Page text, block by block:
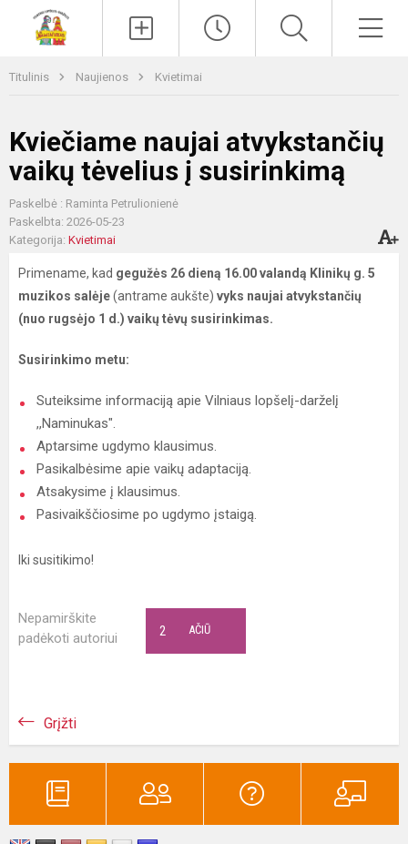
Titulinis Naujienos Kvietimai
Kviečiame naujai atvykstančių
vaikų tėvelius į susirinkimą
Paskelbė : Raminta Petrulionienė
Paskelbta: 2026-05-23
Kategorija: Kvietimai
Primename, kad gegužės 26 dieną 16.00 valandą Klinikų g. 5
muzikos salėje(antrame aukšte) vyks naujai atvykstančių
(nuo rugsėjo 1 d.) vaikų tėvų susirinkimas.
Susirinkimo metu:
Suteiksime informaciją apie Vilniaus lopšelį-darželį
,,Naminukas".
Aptarsime ugdymo klausimus.
Pasikalbėsime apie vaikų adaptaciją.
Atsakysime į klausimus.
Pasivaikščiosime po ugdymo įstaigą.
Iki susitikimo!
Nepamirškite
padėkoti autoriui
AČIŪ
2
Grįžti